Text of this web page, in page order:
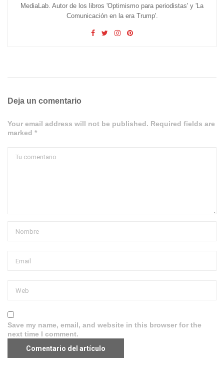
MediaLab. Autor de los libros 'Optimismo para periodistas' y 'La
Comunicación en la era Trump'.
Deja un comentario
Your email address will not be published. Required fields are
marked *
Save my name, email, and website in this browser for the
next time I comment.